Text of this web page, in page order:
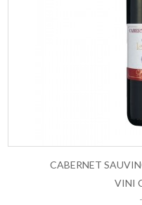
CABERNET
VINI